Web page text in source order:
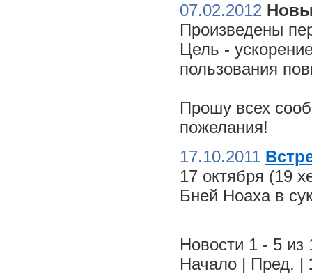
07.02.2012
Произведены
Цель -
пользования
Прошу всех
пожелания!
17.10.2011
17 октября (19
Бней Ноаха в
Новости 1 - 5 из
Начало | Пред. |